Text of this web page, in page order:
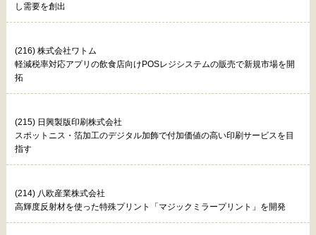
し需要を創出
(216) 株式会社ワトム
軽減税率対応アプリの飲食店向けPOSレジシステムの販売で新規市場を開
拓
(215) 日興製版印刷株式会社
スポットニス・箔加工のデジタル加飾で付加価値の高い印刷サービスを目
指す
(214) 八欧産業株式会社
高輝度反射材を使った特殊プリント「マジックミラープリント」を開発